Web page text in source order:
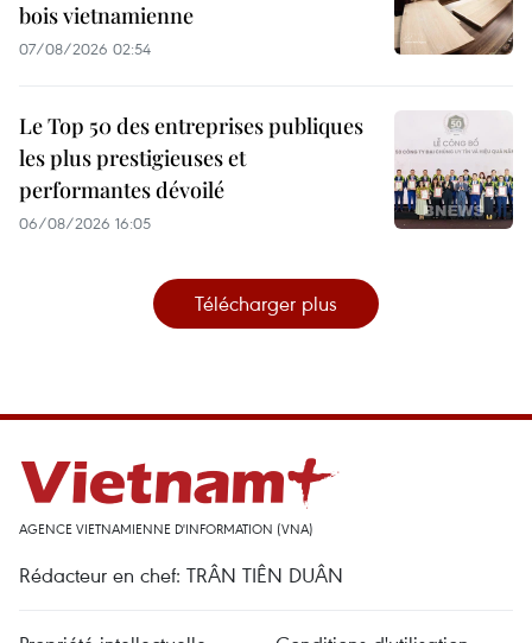
bois vietnamienne
07/08/2026 02:54
Le Top 50 des entreprises publiques
les plus prestigieuses et
performantes dévoilé
06/08/2026 16:05
Télécharger plus
AGENCE VIETNAMIENNE D'INFORMATION (VNA)
Rédacteur en chef: TRÂN TIÊN DUÂN